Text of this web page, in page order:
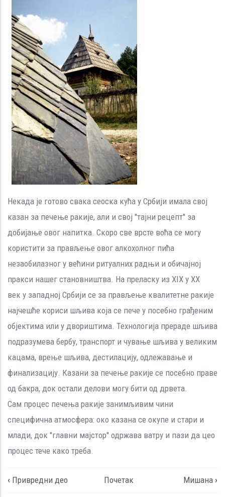
Некада је готово свака сеоска кућа у Србији имала свој
казан за печење ракије, али и свој ''тајни рецепт'' за
добијање овог напитка. Скоро све врсте воћа се могу
користити за прављење овог алкохолног пића
незаобилазног у већини ритуалних радњи и обичајној
пракси нашег становништва. На преласку из XIX у XX
век у западној Србији се за прављење квалитетне ракије
најчешће кориси шљива која се пече у посебно грађеним
објектима или у двориштима. Технологија прераде шљива
подразумева бербу, транспорт и чување шљива у великим
кацама, врење шљива, дестилацију, одлежавање и
финализацију. Казани за печење ракије се посебно праве
од бакра, док остали делови могу бити од дрвета.
Сам процес печења ракије занимљивим чини
специфична атмосфера: око казана се окупе и стари и
млади, док ''главни мајстор'' одржава ватру и пази да цео
процес тече како треба.
Book
‹ Привредни део Почетак Мишана ›